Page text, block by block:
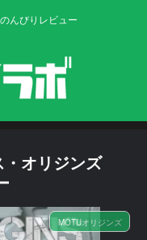
んびりレビュー
オリジンズ
MOTUオリジンズ